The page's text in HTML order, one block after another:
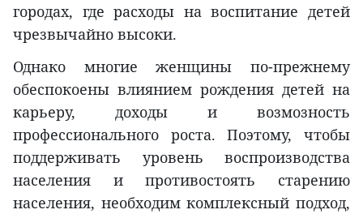
городах, где расходы на воспитание детей
чрезвычайно высоки.
Однако многие женщины по-прежнему
обеспокоены влиянием рождения детей на
карьеру, доходы и возмозность
профессионального роста. Поэтому, чтобы
поддерживать уровень воспроизводства
населения и противостоять старению
населения, необходим комплексный подход,